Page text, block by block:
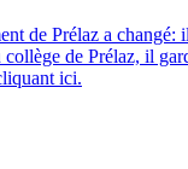
de Prélaz a changé:
de Prélaz, il
ici.